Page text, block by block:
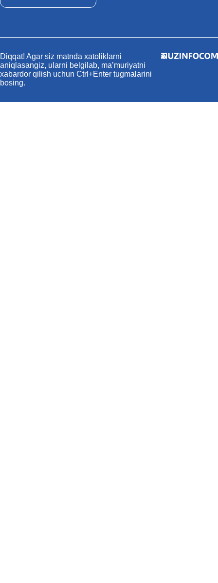
Diqqat! Agar siz matnda xatoliklarni
aniqlasangiz, ularni belgilab, ma’muriyatni
xabardor qilish uchun Ctrl+Enter tugmalarini
bosing.